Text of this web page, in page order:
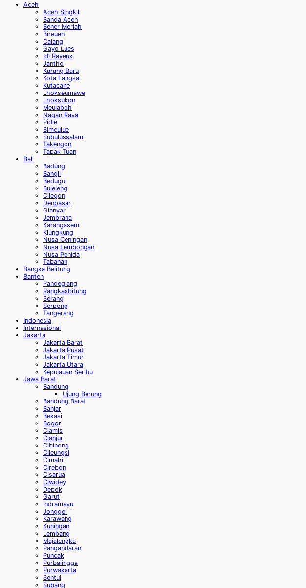
Aceh
Aceh Singkil
Banda Aceh
Bener Meriah
Bireuen
Calang
Gayo Lues
Idi Rayeuk
Jantho
Karang Baru
Kota Langsa
Kutacane
Lhokseumawe
Lhoksukon
Meulaboh
Nagan Raya
Pidie
Simeulue
Subulussalam
Takengon
Tapak Tuan
Bali
Badung
Bangli
Bedugul
Buleleng
Cilegon
Denpasar
Gianyar
Jembrana
Karangasem
Klungkung
Nusa Ceningan
Nusa Lembongan
Nusa Penida
Tabanan
Bangka Belitung
Banten
Pandeglang
Rangkasbitung
Serang
Serpong
Tangerang
Indonesia
Internasional
Jakarta
Jakarta Barat
Jakarta Pusat
Jakarta Timur
Jakarta Utara
Kepulauan Seribu
Jawa Barat
Bandung
Ujung Berung
Bandung Barat
Banjar
Bekasi
Bogor
Ciamis
Cianjur
Cibinong
Cileungsi
Cimahi
Cirebon
Cisarua
Ciwidey
Depok
Garut
Indramayu
Jonggol
Karawang
Kuningan
Lembang
Majalengka
Pangandaran
Puncak
Purbalingga
Purwakarta
Sentul
Subang